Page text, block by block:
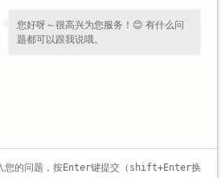
改造案例，咨询报价、预约试
你解决堵网难题。
下一条：环保封闭筛分设备，兼顾抑尘降噪与生产效率
您好呀～很高兴为您服务！😊 有什么问
题都可以跟我说哦。